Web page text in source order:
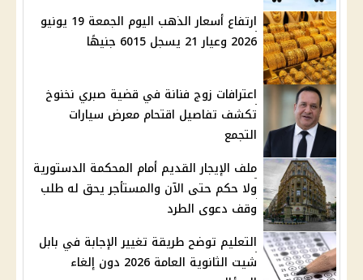
ارتفاع أسعار الذهب اليوم الجمعة 19 يونيو
2026 وعيار 21 يسجل 6015 جنيهًا
اعترافات زوج فنانة في قضية صبري نخنوخ
تكشف تفاصيل اقتحام معرض سيارات
التجمع
ملف الإيجار القديم أمام المحكمة الدستورية
ولا حكم حتى الآن والمستأجر يحق له طلب
وقف دعوى الطرد
التعليم توضح طريقة تغيير الإجابة في بابل
شيت الثانوية العامة 2026 دون إلغاء